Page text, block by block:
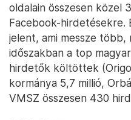
oldalain összesen
Facebook-hirdetésekre.
jelent, ami messze
időszakban a top
hirdetők költöttek
kormánya 5,7 millió,
VMSZ összesen 430